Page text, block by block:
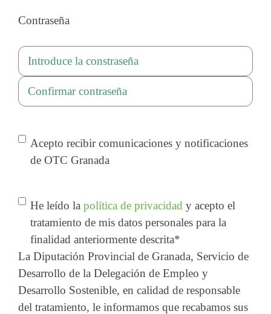
Contraseña
Introduce
la
Consentimiento
Acepto recibir comunicaciones y notificaciones
de OTC Granada
Consentimiento *
He leído la política de privacidad y acepto el
tratamiento de mis datos personales para la
finalidad anteriormente descrita*
La Diputación Provincial de Granada, Servicio de
Desarrollo de la Delegación de Empleo y
Desarrollo Sostenible, en calidad de responsable
del tratamiento, le informamos que recabamos sus